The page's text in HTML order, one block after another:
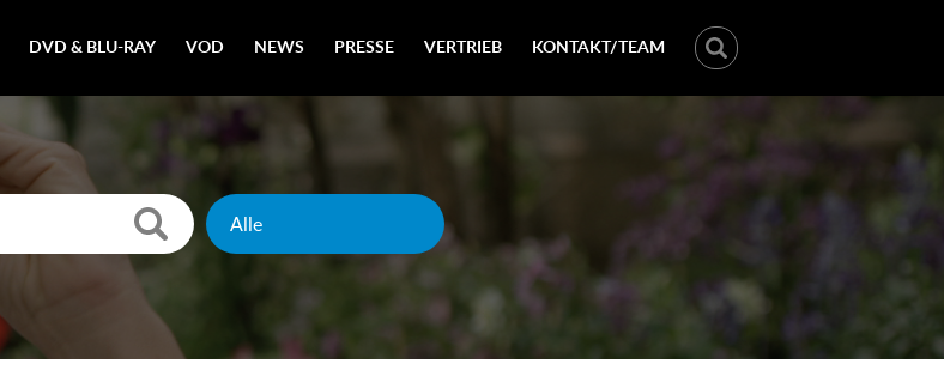
DVD & BLU-RAY VOD NEWS PRESSE VERTRIEB KONTAKT/TEAM